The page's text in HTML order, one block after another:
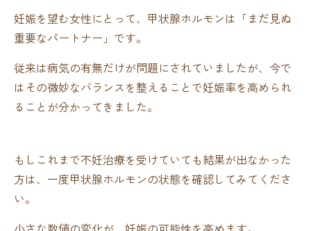
妊娠を望む女性にとって、甲状腺ホルモンは「まだ見ぬ
重要なパートナー」です。
従来は病気の有無だけが問題にされていましたが、今で
はその微妙なバランスを整えることで妊娠率を高められ
ることが分かってきました。
もしこれまで不妊治療を受けていても結果が出なかった
方は、一度甲状腺ホルモンの状態を確認してみてくださ
い。